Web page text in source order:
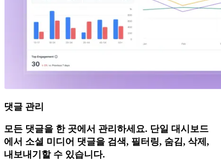
댓글 관리
모든 댓글을 한 곳에서 관리하세요. 단일 대시보드
에서 소셜 미디어 댓글을 검색, 필터링, 숨김, 삭제,
내보내기할 수 있습니다.